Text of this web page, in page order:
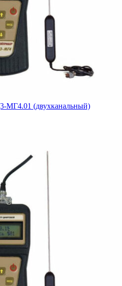
МГ4.01 (двухканальный)